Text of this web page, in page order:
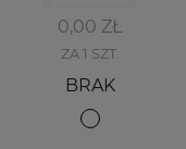
0,00 ZŁ
ZA 1 SZT.
BRAK